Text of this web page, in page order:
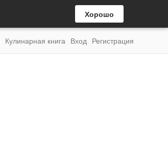
Хорошо
Кулинарная книга Вход Регистрация